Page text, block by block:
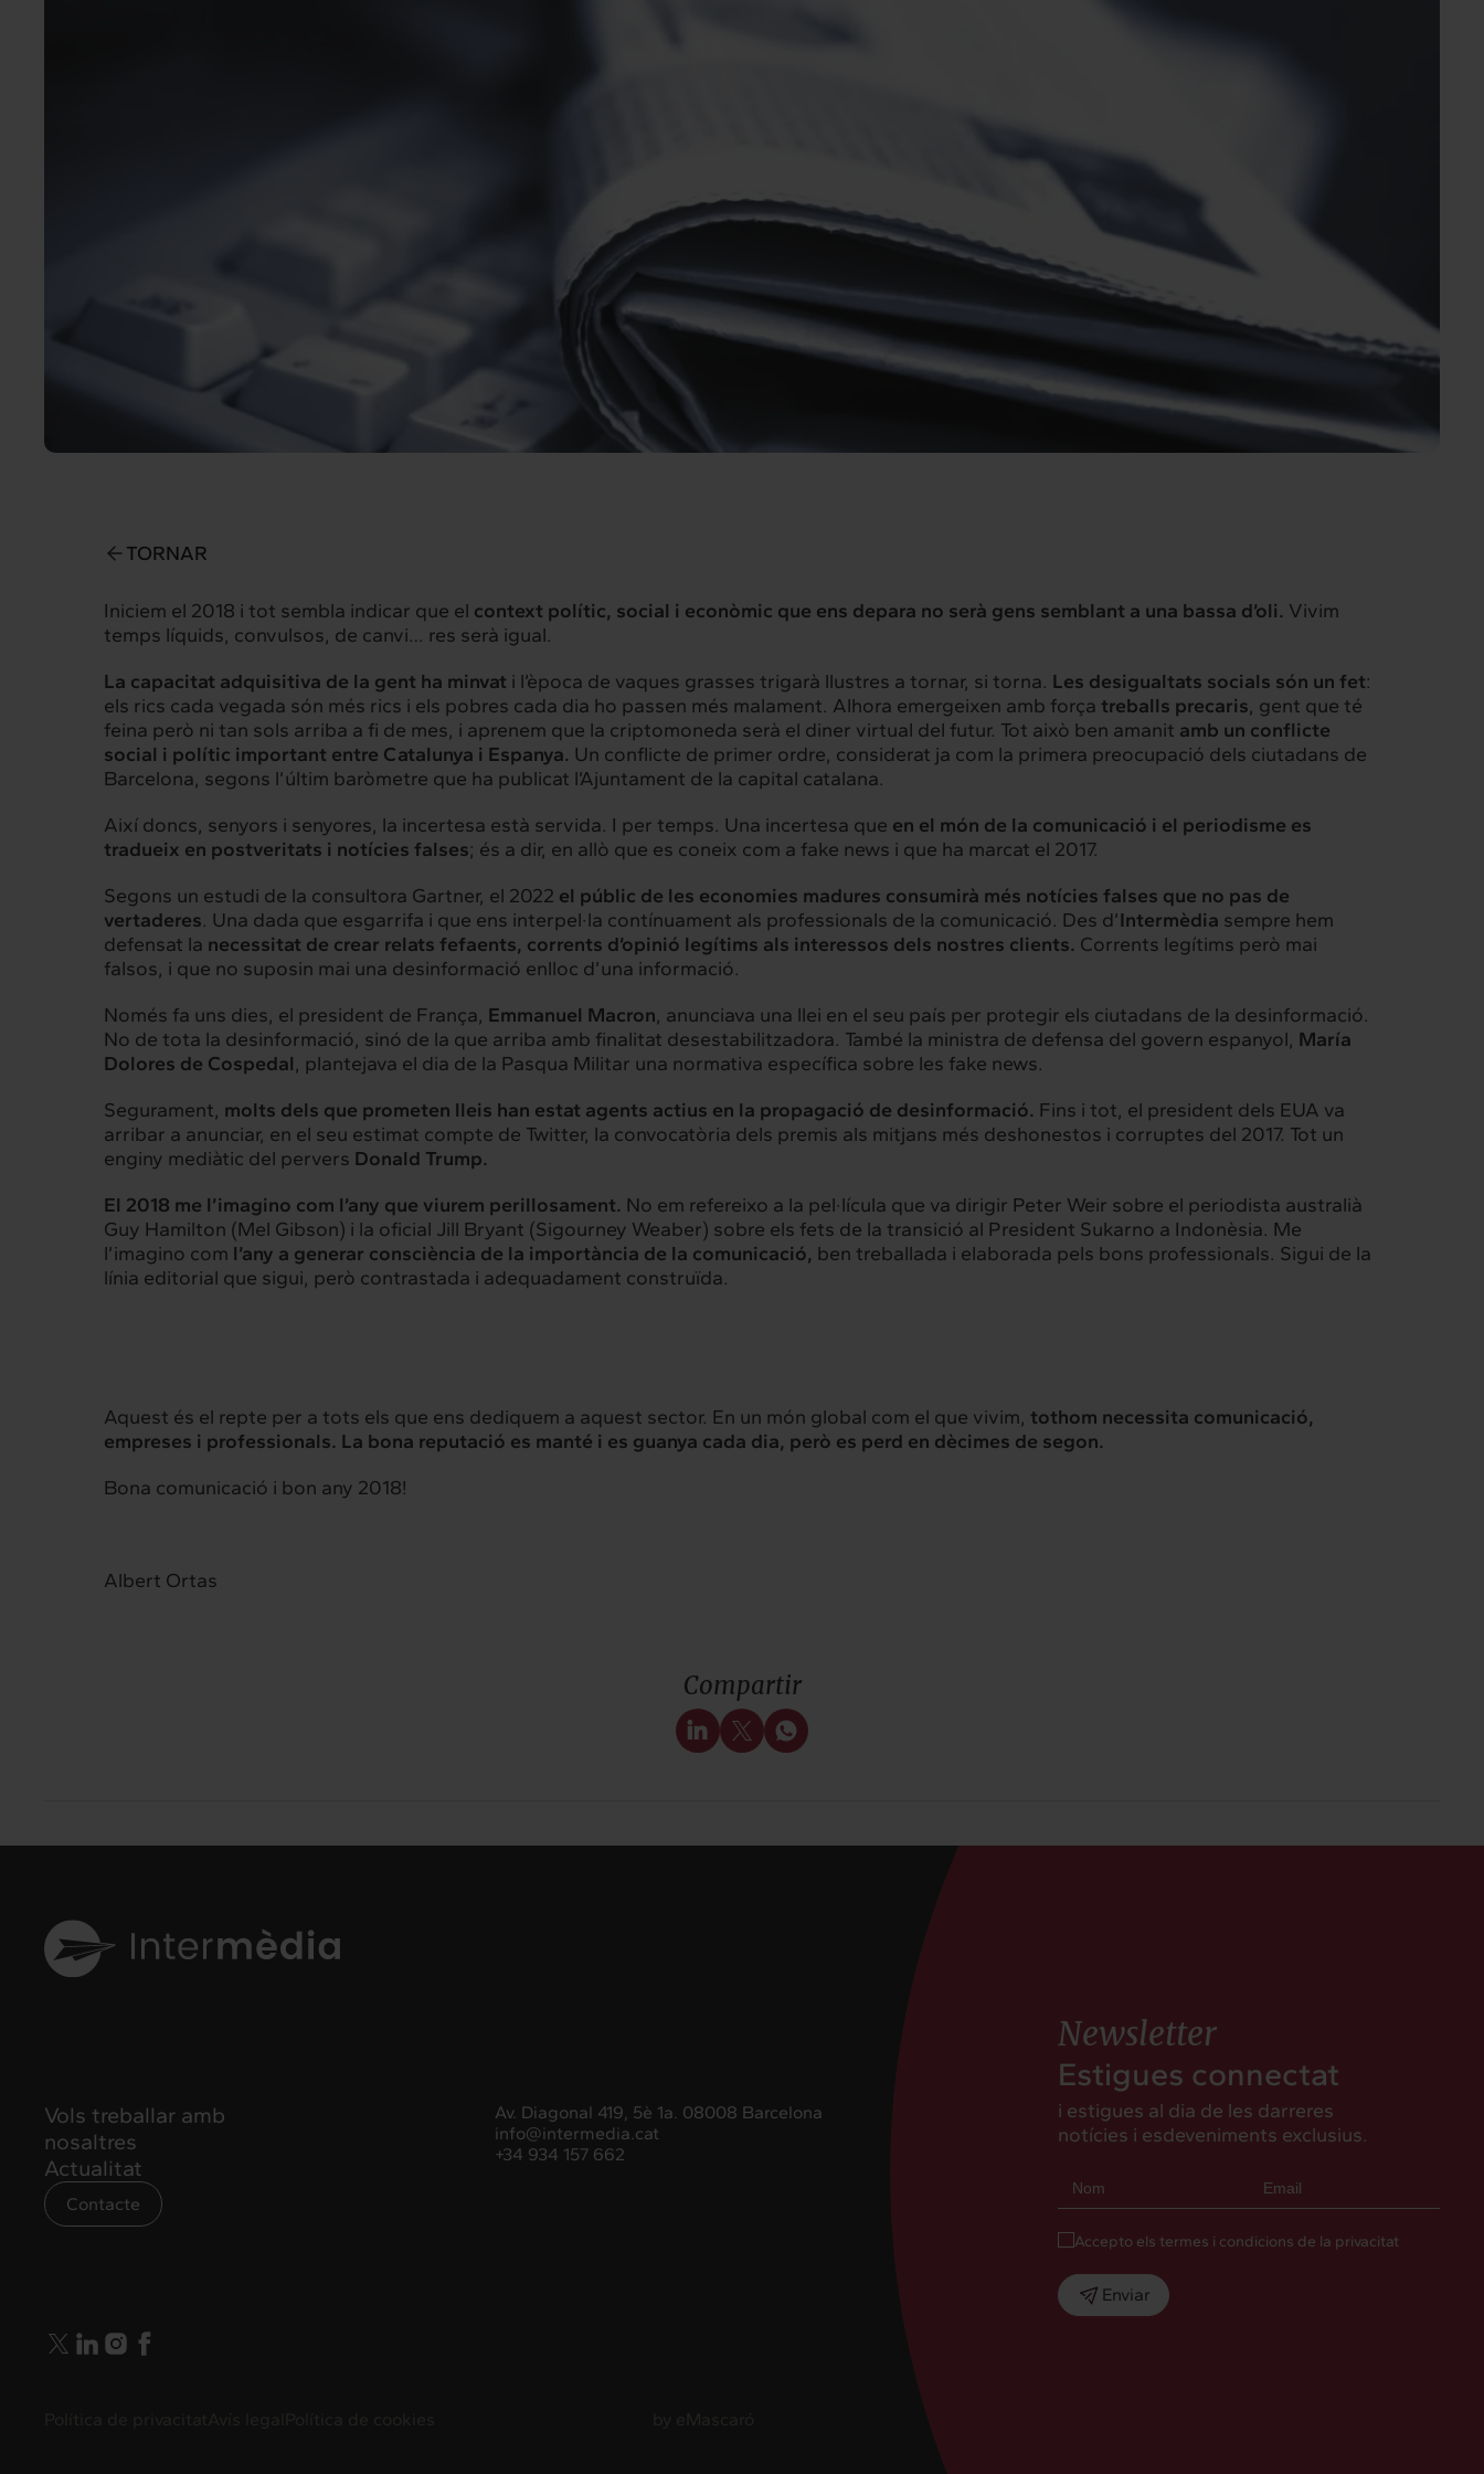
Intermèdia
Sobre nosaltres
Interconnexió
Els nostres serveis
Interacció
Projectes
Intermèdia
Confidencial
Interrelació Insights Intercanvi
TORNAR
Iniciem el 2018 i tot sembla indicar que el context polític, social i econòmic que ens depara no serà gens semblant a una bassa d’oli. Vivim
temps líquids, convulsos, de canvi… res serà igual.
La capacitat adquisitiva de la gent ha minvat i l’època de vaques grasses trigarà llustres a tornar, si torna. Les desigualtats socials són un fet:
els rics cada vegada són més rics i els pobres cada dia ho passen més malament. Alhora emergeixen amb força treballs precaris, gent que té
feina però ni tan sols arriba a fi de mes, i aprenem que la criptomoneda serà el diner virtual del futur. Tot això ben amanit amb un conflicte
social i polític important entre Catalunya i Espanya. Un conflicte de primer ordre, considerat ja com la primera preocupació dels ciutadans de
Barcelona, segons l’últim baròmetre que ha publicat l’Ajuntament de la capital catalana.
Així doncs, senyors i senyores, la incertesa està servida. I per temps. Una incertesa que en el món de la comunicació i el periodisme es
tradueix en postveritats i notícies falses; és a dir, en allò que es coneix com a fake news i que ha marcat el 2017.
Segons un estudi de la consultora Gartner, el 2022 el públic de les economies madures consumirà més notícies falses que no pas de
vertaderes. Una dada que esgarrifa i que ens interpel·la contínuament als professionals de la comunicació. Des d’Intermèdia sempre hem
defensat la necessitat de crear relats fefaents, corrents d’opinió legítims als interessos dels nostres clients. Corrents legítims però mai
falsos, i que no suposin mai una desinformació enlloc d’una informació.
Només fa uns dies, el president de França, Emmanuel Macron, anunciava una llei en el seu país per protegir els ciutadans de la desinformació.
No de tota la desinformació, sinó de la que arriba amb finalitat desestabilitzadora. També la ministra de defensa del govern espanyol, María
Dolores de Cospedal, plantejava el dia de la Pasqua Militar una normativa específica sobre les fake news.
Segurament, molts dels que prometen lleis han estat agents actius en la propagació de desinformació. Fins i tot, el president dels EUA va
arribar a anunciar, en el seu estimat compte de Twitter, la convocatòria dels premis als mitjans més deshonestos i corruptes del 2017. Tot un
enginy mediàtic del pervers Donald Trump.
El 2018 me l’imagino com l’any que viurem perillosament. No em refereixo a la pel·lícula que va dirigir Peter Weir sobre el periodista australià
Guy Hamilton (Mel Gibson) i la oficial Jill Bryant (Sigourney Weaber) sobre els fets de la transició al President Sukarno a Indonèsia. Me
l’imagino com l’any a generar consciència de la importància de la comunicació, ben treballada i elaborada pels bons professionals. Sigui de la
línia editorial que sigui, però contrastada i adequadament construïda.
Aquest és el repte per a tots els que ens dediquem a aquest sector. En un món global com el que vivim, tothom necessita comunicació,
empreses i professionals. La bona reputació es manté i es guanya cada dia, però es perd en dècimes de segon.
Bona comunicació i bon any 2018!
Albert Ortas
Compartir
Vols treballar amb
nosaltres
Actualitat
Contacte
Av. Diagonal 419, 5è 1a. 08008 Barcelona
info@intermedia.cat
+34 934 157 662
Newsletter
Estigues connectat
i estigues al dia de les darreres
notícies i esdeveniments exclusius.
Accepto els termes i condicions de la privacitat
Enviar